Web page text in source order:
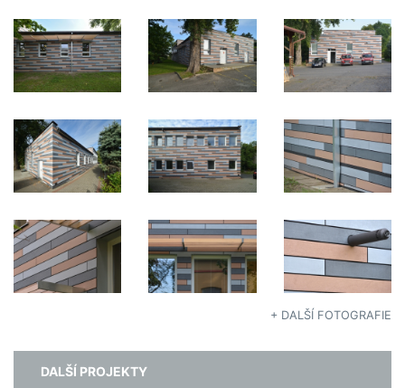
+ DALŠÍ FOTOGRAFIE
DALŠÍ PROJEKTY